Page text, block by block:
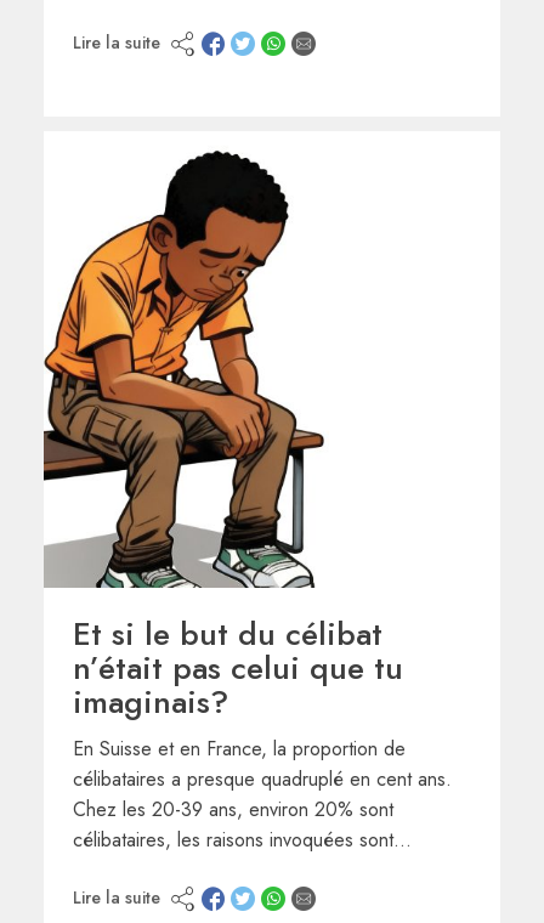
Lire la suite
Et si le but du célibat
n’était pas celui que tu
imaginais?
En Suisse et en France, la proportion de
célibataires a presque quadruplé en cent ans.
Chez les 20-39 ans, environ 20% sont
célibataires, les raisons invoquées sont…
Lire la suite